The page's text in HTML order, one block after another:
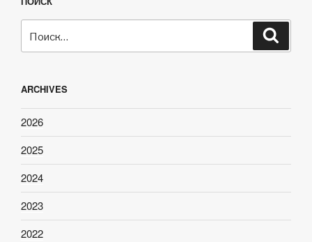
ARCHIVES
2026
2025
2024
2023
2022